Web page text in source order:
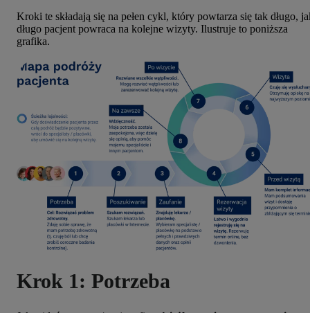
Kroki te składają się na pełen cykl, który powtarza się tak długo,
długo pacjent powraca na kolejne wizyty. Ilustruje to poniższa
grafika.
Krok 1: Potrzeba